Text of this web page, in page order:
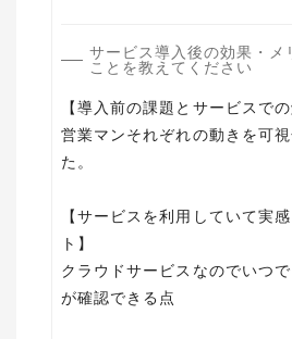
サービス導入後の効果・メ
ことを教えてください
【導入前の課題とサービスでの
営業マンそれぞれの動きを可
た。
【サービスを利用していて実
ト】
クラウドサービスなのでいつ